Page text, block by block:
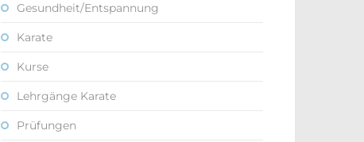
Gesundheit/Entspannung
Karate
Kurse
Lehrgänge Karate
Prüfungen